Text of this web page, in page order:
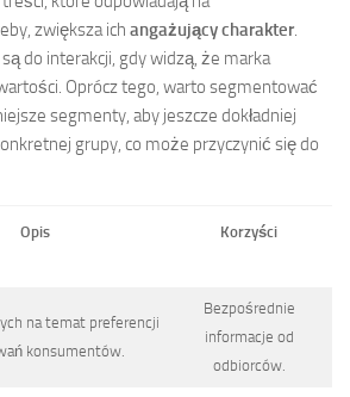
zwiększa ich angażujący charakter.
są do interakcji, gdy widzą, że marka
Oprócz tego, warto segmentować
segmenty, aby jeszcze dokładniej
grupy, co może przyczynić się do
Opis Korzyści
na temat preferencji
konsumentów.
Bezpośrednie
informacje od
odbiorców.